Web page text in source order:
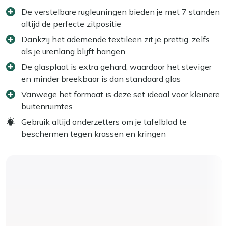
De verstelbare rugleuningen bieden je met 7 standen
altijd de perfecte zitpositie
Dankzij het ademende textileen zit je prettig, zelfs
als je urenlang blijft hangen
De glasplaat is extra gehard, waardoor het steviger
en minder breekbaar is dan standaard glas
Vanwege het formaat is deze set ideaal voor kleinere
buitenruimtes
Gebruik altijd onderzetters om je tafelblad te
beschermen tegen krassen en kringen